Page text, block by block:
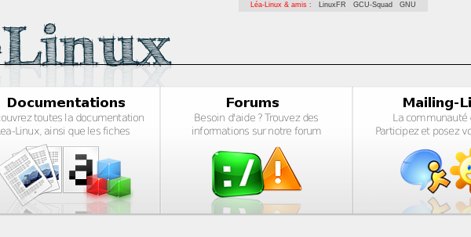
Léa-Linux & amis : LinuxFR GCU-Squad GNU